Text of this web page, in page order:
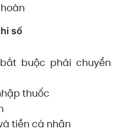
sổ
buộc phải chuyển
thuốc
tiền cá nhân